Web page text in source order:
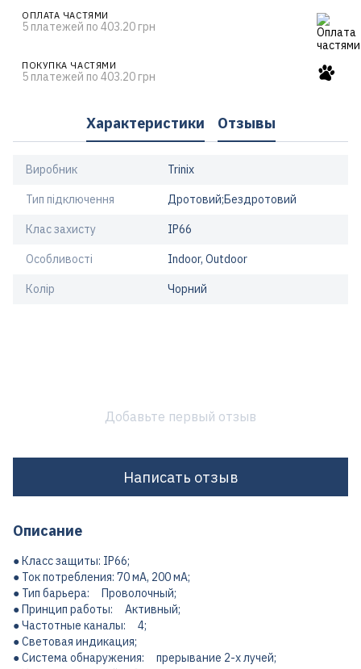
ОПЛАТА ЧАСТЯМИ
5 платежей по 403.20 грн
ПОКУПКА ЧАСТЯМИ
5 платежей по 403.20 грн
Характеристики Отзывы
Виробник Trinix
Тип підключення Дротовий;Бездротовий
Клас захисту IP66
Особливості Indoor, Outdoor
Колір Чорний
Добавьте первый отзыв
Написать отзыв
Описание
● Класс защиты: IP66;
● Ток потребления: 70 мА, 200 мА;
● Тип барьера: Проволочный;
● Принцип работы: Активный;
● Частотные каналы: 4;
● Световая индикация;
● Система обнаружения: прерывание 2-х лучей;